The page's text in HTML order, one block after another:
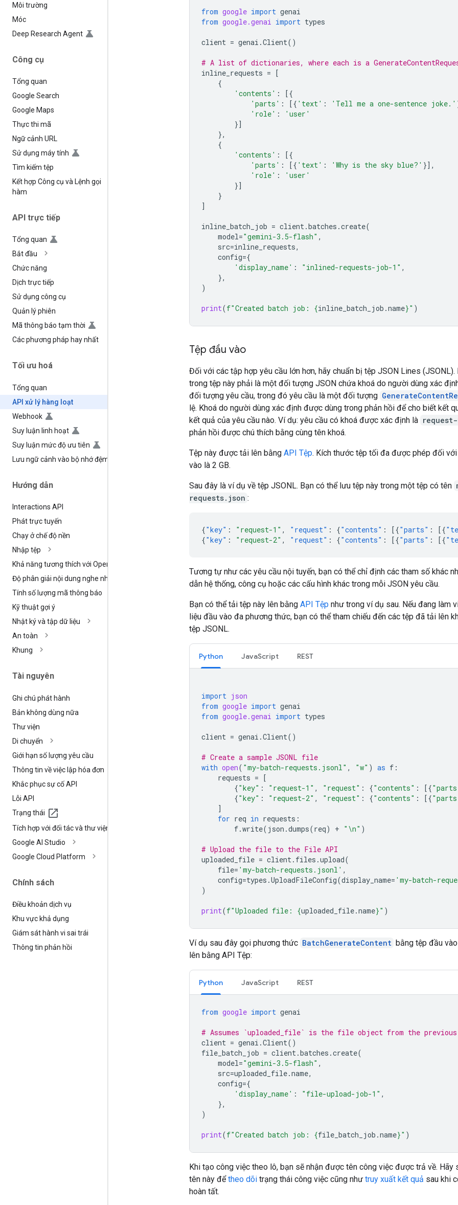
Môi trường
Móc
Deep Research Agent
Công cụ
Tổng quan
Google Search
Google Maps
Thực thi mã
Ngữ cảnh URL
Sử dụng máy tính
Tìm kiếm tệp
Kết hợp Công cụ và Lệnh gọi
hàm
API trực tiếp
Tổng quan
Bắt đầu
Chức năng
Dịch trực tiếp
Sử dụng công cụ
Quản lý phiên
Mã thông báo tạm thời
Các phương pháp hay nhất
Tối ưu hoá
Tổng quan
API xử lý hàng loạt
Webhook
Suy luận linh hoạt
Suy luận mức độ ưu tiên
Lưu ngữ cảnh vào bộ nhớ đệm
Hướng dẫn
Interactions API
Phát trực tuyến
Chạy ở chế độ nền
Nhập tệp
Khả năng tương thích với Open
Độ phân giải nội dung nghe nhìn
Tính số lượng mã thông báo
Kỹ thuật gợi ý
Nhật ký và tập dữ liệu
An toàn
Khung
Tài nguyên
Ghi chú phát hành
Bản không dùng nữa
Thư viện
Di chuyển
Giới hạn số lượng yêu cầu
Thông tin về việc lập hóa đơn
Khắc phục sự cố API
Lỗi API
Trạng thái
Tích hợp với đối tác và thư viện
Google AI Studio
Google Cloud Platform
Chính sách
Điều khoản dịch vụ
Khu vực khả dụng
Giám sát hành vi sai trái
Thông tin phản hồi
from google import genai
from google.genai import types
client = genai .Client()
# A list of dictionaries, where each is a
inline_requests = [
{
'contents' :
[{
'parts' : [{ 'text' : 'Tell me a one-sentence joke.'
'role' :
'user'
}]
},
{
'contents' :
[{
'parts' : [{ 'text' : 'Why is the sky blue?' }],
'role' :
'user'
}]
}
]
inline_batch_job = client.batches .create(
model="gemini-3.5-flash" ,
src=inline_requests,
config={
'display_name' : "inlined-requests-job-1" ,
},
)
print(f"Created batch job: {inline_batch_job .name}" )
Tệp đầu vào
Đối với các tập hợp yêu cầu lớn hơn, hãy chuẩn bị tệp JSON Lines
trong tệp này phải là một đối tượng JSON chứa khoá do người dùng xác
đối tượng yêu cầu, trong đó yêu cầu là một đối tượng
lệ. Khoá do người dùng xác định được dùng trong phản hồi để cho biết kết
kết quả của yêu cầu nào. Ví dụ: yêu cầu có khoá được xác định là request-
phản hồi được chú thích bằng cùng tên khoá.
Tệp này được tải lên bằng API Tệp. Kích thước tệp tối đa được phép đối
vào là 2 GB.
Sau đây là ví dụ về tệp JSONL. Bạn có thể lưu tệp này trong một tệp có tên
requests.json :
{"key" : "request-1" , "request" : {"contents" : [{"parts" : [{
{"key" : "request-2" , "request" : {"contents" : [{"parts" : [{
Tương tự như các yêu cầu nội tuyến, bạn có thể chỉ định các tham số khác
dẫn hệ thống, công cụ hoặc các cấu hình khác trong mỗi JSON yêu cầu.
Bạn có thể tải tệp này lên bằng API Tệp như trong ví dụ sau. Nếu đang làm
liệu đầu vào đa phương thức, bạn có thể tham chiếu đến các tệp đã tải lên
tệp JSONL.
Python JavaScript REST
import json
from google import genai
from google.genai import types
client = genai .Client()
# Create a sample JSONL file
with open( "my-batch-requests.jsonl" , "w" ) as f :
requests = [
{"key" : "request-1" , "request" : {"contents" : [{
{"key" : "request-2" , "request" : {"contents" : [{
]
for req in requests :
f.write( json .dumps(req) + " \n" )
# Upload the file to the File API
uploaded_file = client. files .upload(
file= 'my-batch-requests.jsonl' ,
config=types .UploadFileConfig(display_name= 'my-batch-
)
print(f"Uploaded file: {uploaded_file.name}" )
Ví dụ sau đây gọi phương thức BatchGenerateContent bằng tệp đầu
lên bằng API Tệp:
Python JavaScript REST
from google import genai
# Assumes `uploaded_file` is the file object from the
client = genai .Client()
file_batch_job = client.batches .create(
model="gemini-3.5-flash" ,
src=uploaded_file.name,
config={
'display_name' : "file-upload-job-1" ,
},
)
print(f"Created batch job: {file_batch_job .name}" )
Khi tạo công việc theo lô, bạn sẽ nhận được tên công việc được trả về. Hãy
tên này đểtheo dõi trạng thái công việc cũng như truy xuất kết quả sau khi
hoàn tất.